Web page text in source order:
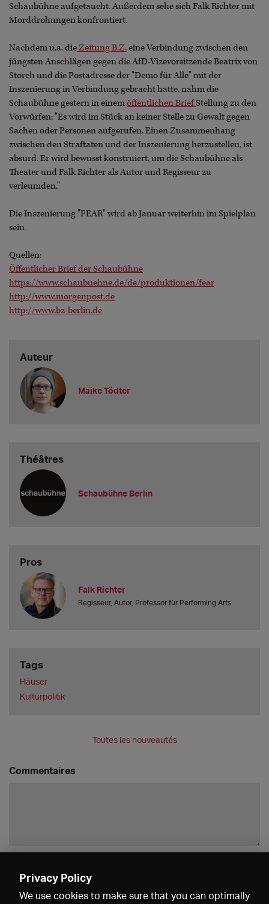
Schaubühne aufgetaucht. Außerdem sehe sich Falk Richter mit
Morddrohungen konfrontiert.
Nachdem u.a. dieZeitung B.Z.eine Verbindung zwischen den
jüngsten Anschlägen gegen die AfD-Vizevorsitzende Beatrix von
Storch und die Postadresse der "Demo für Alle" mit der
Inszenierung in Verbindung gebracht hatte, nahm die
Schaubühne gestern in einemöffentlichen BriefStellung zu den
Vorwürfen: "Es wird im Stück an keiner Stelle zu Gewalt gegen
Sachen oder Personen aufgerufen. Einen Zusammenhang
zwischen den Straftaten und der Inszenierung herzustellen, ist
absurd. Er wird bewusst konstruiert, um die Schaubühne als
Theater und Falk Richter als Autor und Regisseur zu
verleumden."
Die Inszenierung "FEAR" wird ab Januar weiterhin im Spielplan
sein.
Quellen:
Öffentlicher Brief der Schaubühne
https://www.schaubuehne.de/de/produktionen/fear
http://www.morgenpost.de
http://www.bz-berlin.de
Auteur
Maike Tödter
Théâtres
Schaubühne Berlin
Pros
Falk Richter
Regisseur, Autor, Professor für Performing Arts
Tags
Häuser
Kulturpolitik
Toutes les nouveautés
Commentaires
Privacy Policy
We use cookies to make sure that you can optimally